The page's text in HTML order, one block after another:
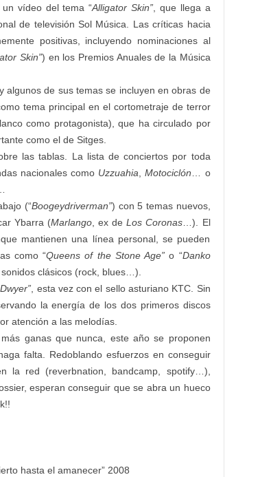
vídeo del tema “Alligator Skin” , que llega a
de televisión Sol Música. Las críticas hacia
positivas, incluyendo nominaciones al
Skin”) en los Premios Anuales de la Música
algunos de sus temas se incluyen en obras de
tema principal en el cortometraje de terror
como protagonista), que ha circulado por
como el de Sitges.
las tablas. La lista de conciertos por toda
nacionales como Uzzuahia ,Motociclón … o
(“Boogeydriverman”) con 5 temas nuevos,
Ybarra (Marlango, ex deLos Coronas …). El
mantienen una línea personal, se pueden
como “Queens of the Stone Age” o “Danko
clásicos (rock, blues…).
Dwyer” , esta vez con el sello asturiano KTC. Sin
la energía de los dos primeros discos
atención a las melodías.
ganas que nunca, este año se proponen
falta. Redoblando esfuerzos en conseguir
la red (reverbnation, bandcamp, spotify…),
esperan conseguir que se abra un hueco
hasta el amanecer” 2008